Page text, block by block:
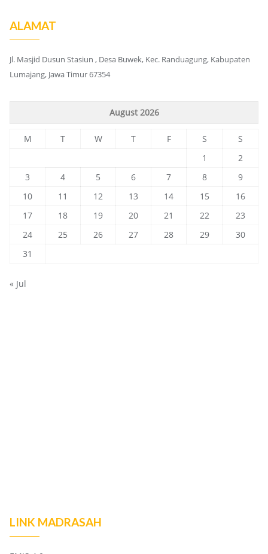
ALAMAT
Jl. Masjid Dusun Stasiun , Desa Buwek, Kec. Randuagung, Kabupaten
Lumajang, Jawa Timur 67354
August 2026
M T W T F S
S
1
2
3
4 5 6 7 8
9
10
11 12 13 14 15
16
17
18 19 20 21 22
23
24
25 26 27 28 29
30
31
« Jul
LINK MADRASAH